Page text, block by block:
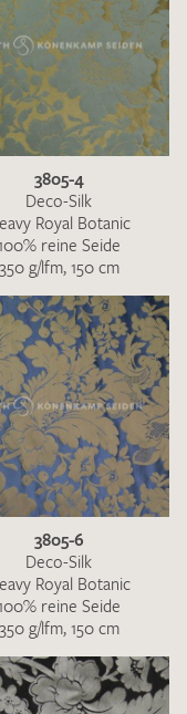
3805-4
Deco-Silk
Royal Botanic
reine Seide
350 g/lfm, 150 cm
3805-6
Deco-Silk
Royal Botanic
reine Seide
350 g/lfm, 150 cm